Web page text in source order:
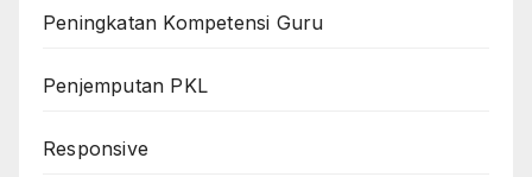
Peningkatan Kompetensi Guru
Penjemputan PKL
Responsive